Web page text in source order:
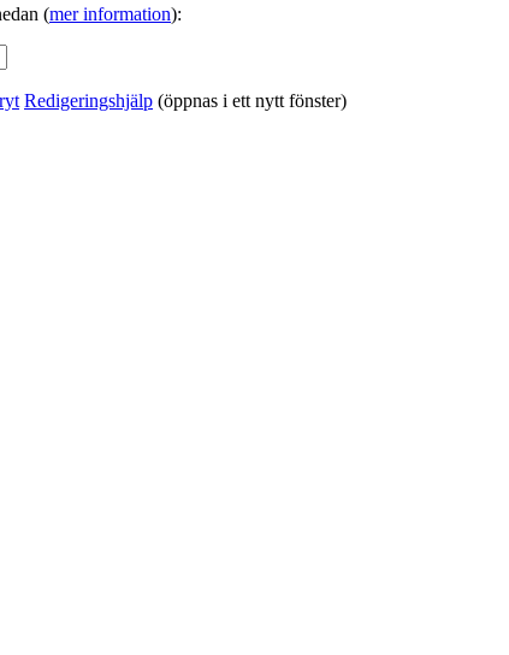
(mer information):
Redigeringshjälp (öppnas i ett nytt fönster)